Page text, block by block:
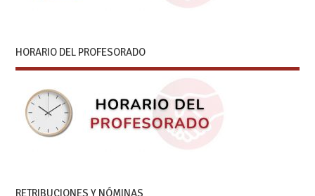
HORARIO DEL PROFESORADO
RETRIBUCIONES Y NÓMINAS